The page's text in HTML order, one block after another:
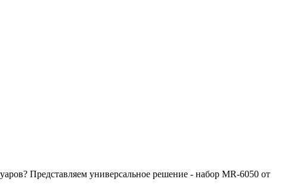
Представляем универсальное решение - набор MR-6050 от